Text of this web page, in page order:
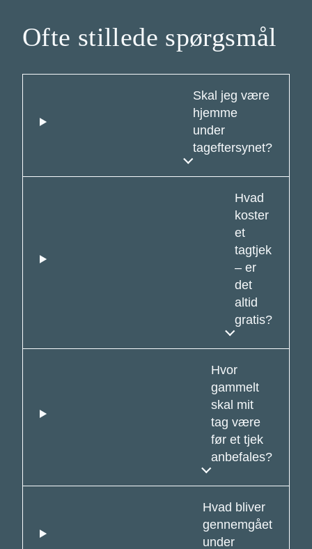
Ofte stillede spørgsmål
Skal jeg være
hjemme
under
tageftersynet?
Hvad
koster
et
tagtjek
– er
det
altid
gratis?
Hvor
gammelt
skal mit
tag være
før et tjek
anbefales?
Hvad bliver
gennemgået
under